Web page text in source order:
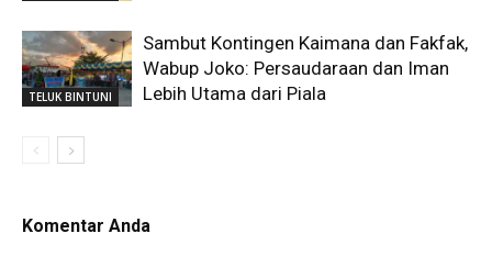
TELUK BINTUNI
Sambut Kontingen Kaimana dan Fakfak,
Wabup Joko: Persaudaraan dan Iman
Lebih Utama dari Piala
Komentar Anda